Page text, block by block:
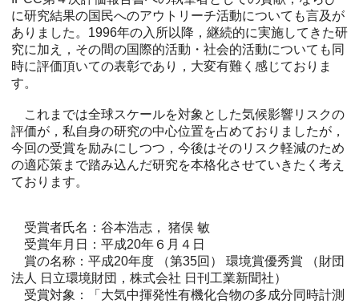
に研究結果の国民へのアウトリーチ活動についても言及が
ありました。1996年の入所以降，継続的に実施してきた研
究に加え，その間の国際的活動・社会的活動についても同
時に評価頂いての表彰であり，大変有難く感じておりま
す。
これまでは全球スケールを対象とした気候影響リスクの
評価が，私自身の研究の中心位置を占めておりましたが，
今回の受賞を励みにしつつ，今後はそのリスク軽減のため
の適応策まで踏み込んだ研究を本格化させていきたく考え
ております。
受賞者氏名：谷本浩志， 猪俣 敏
受賞年月日：平成20年６月４日
賞の名称：平成20年度 （第35回） 環境賞優秀賞 （財団
法人 日立環境財団，株式会社 日刊工業新聞社）
受賞対象：「大気中揮発性有機化合物の多成分同時計測